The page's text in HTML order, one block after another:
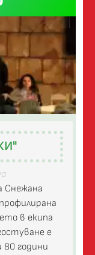
Снежана
в екипа
е
години